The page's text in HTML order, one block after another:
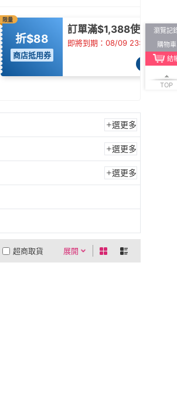
限量
折$88
商店抵用券
訂單滿$1,388使用
即將到期：08/09 23:59失效
立即領取
選更多
選更多
選更多
展開
有影片
超商取貨
瀏覽記
購物車
結
TOP